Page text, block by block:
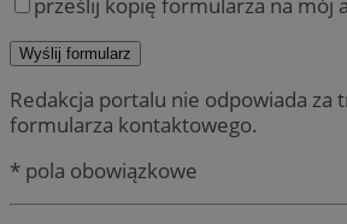
Redakcja portalu nie odpowiada za
formularza kontaktowego.
* pola obowiązkowe